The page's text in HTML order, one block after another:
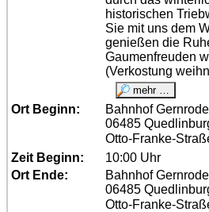
historischen
Sie mit uns dem
genießen die
Gaumenfreuden
(Verkostung
Ort Beginn:
Bahnhof
06485
Otto-Franke-
Zeit Beginn:
10:00 Uhr
Ort Ende:
Bahnhof
06485
Otto-Franke-